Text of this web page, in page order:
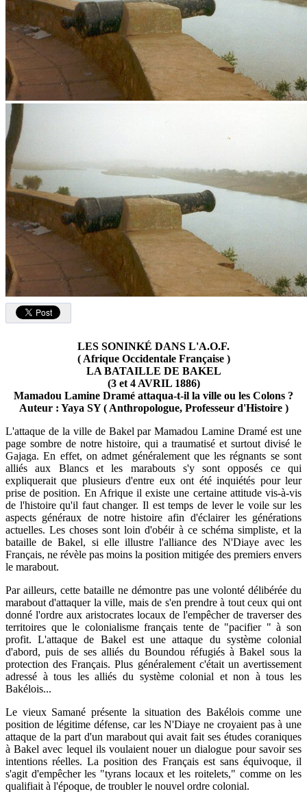
LES SONINKÉ DANS L'A.O.F.
( Afrique Occidentale Française )
LA BATAILLE DE BAKEL
(3 et 4 AVRIL 1886)
Mamadou Lamine Dramé attaqua-t-il la ville ou les Colons ?
Auteur : Yaya SY ( Anthropologue, Professeur d'Histoire )
L'attaque de la ville de Bakel par Mamadou Lamine Dramé est une
page sombre de notre histoire, qui a traumatisé et surtout divisé le
Gajaga. En effet, on admet généralement que les régnants se sont
alliés aux Blancs et les marabouts s'y sont opposés ce qui
expliquerait que plusieurs d'entre eux ont été inquiétés pour leur
prise de position. En Afrique il existe une certaine attitude vis-à-vis
de l'histoire qu'il faut changer. Il est temps de lever le voile sur les
aspects généraux de notre histoire afin d'éclairer les générations
actuelles. Les choses sont loin d'obéir à ce schéma simpliste, et la
bataille de Bakel, si elle illustre l'alliance des N'Diaye avec les
Français, ne révèle pas moins la position mitigée des premiers envers
le marabout.
Par ailleurs, cette bataille ne démontre pas une volonté délibérée du
marabout d'attaquer la ville, mais de s'en prendre à tout ceux qui ont
donné l'ordre aux aristocrates locaux de l'empêcher de traverser des
territoires que le colonialisme français tente de "pacifier " à son
profit. L'attaque de Bakel est une attaque du système colonial
d'abord, puis de ses alliés du Boundou réfugiés à Bakel sous la
protection des Français. Plus généralement c'était un avertissement
adressé à tous les alliés du système colonial et non à tous les
Bakélois...
Le vieux Samané présente la situation des Bakélois comme une
position de légitime défense, car les N'Diaye ne croyaient pas à une
attaque de la part d'un marabout qui avait fait ses études coraniques
à Bakel avec lequel ils voulaient nouer un dialogue pour savoir ses
intentions réelles. La position des Français est sans équivoque, il
s'agit d'empêcher les "tyrans locaux et les roitelets," comme on les
qualifiait à l'époque, de troubler le nouvel ordre colonial.